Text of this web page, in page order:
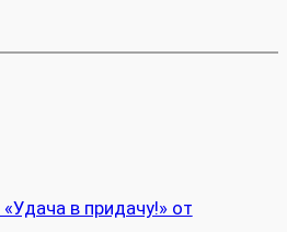
в придачу!» от